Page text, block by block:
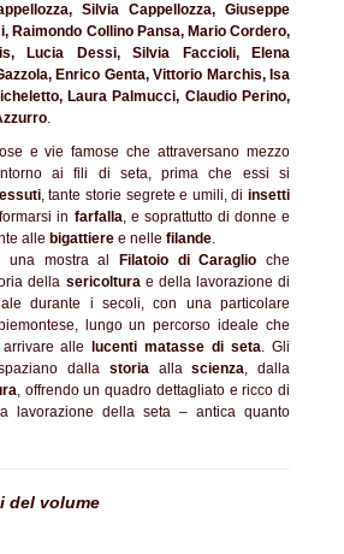
Silvia Cappellozza, Giuseppe
Raimondo Collino Pansa, Mario Cordero,
Lucia Dessi, Silvia Faccioli, Elena
Enrico Genta, Vittorio Marchis, Isa
Laura Palmucci, Claudio Perino,
.
e vie famose che attraversano mezzo
ai fili di seta, prima che essi si
, tante storie segrete e umili, diinsetti
in farfalla, e soprattutto di donne e
alle bigattiere e nelle filande.
una mostra al
Filatoio di Caraglio che
della sericolturae della lavorazione di
durante i secoli, con una particolare
lungo un percorso ideale che
alle lucenti matasse di seta. Gli
dalla storiaallascienza, dalla
, offrendo un quadro dettagliato e ricco di
lavorazione della seta – antica quanto
del volume